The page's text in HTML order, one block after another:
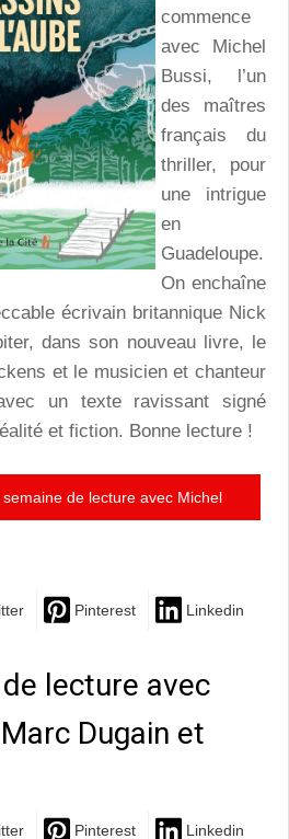
commence
avec Michel
Bussi, l’un
des maîtres
français du
thriller, pour
une intrigue
en
Guadeloupe.
On enchaîne
écrivain britannique Nick
dans son nouveau livre, le
et le musicien et chanteur
un texte ravissant signé
et fiction. Bonne lecture !
de lecture avec Michel
Pinterest Linkedin
lecture avec
Dugain et
Pinterest Linkedin